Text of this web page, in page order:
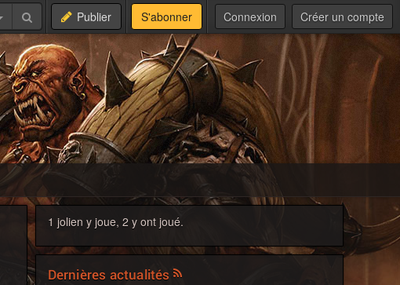
Publier S'abonner Connexion Créer un compte
1 jolien y joue, 2 y ont joué.
Dernières actualités